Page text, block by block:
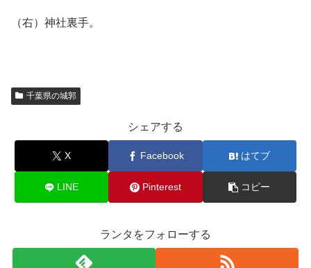
（右）神社裏手。
千葉県の城郭
シェアする
X Facebook はてブ
LINE Pinterest コピー
ランタをフォローする